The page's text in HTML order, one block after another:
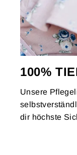
100%
Unsere
dir höchste